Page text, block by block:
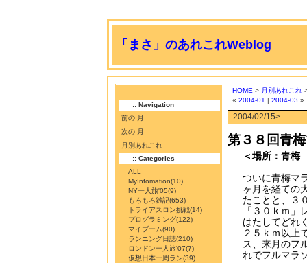
「まさ」のあれこれWeblog
:: Navigation
前の 月
次の 月
月別あれこれ
:: Categories
ALL
MyInfomation(10)
NY一人旅'05(9)
もろもろ雑記(653)
トライアスロン挑戦(14)
プログラミング(122)
マイブーム(90)
ランニング日誌(210)
ロンドン一人旅'07(7)
仮想日本一周ラン(39)
HOME > 月別あれこれ
« 2004-01 | 2004-03 »
2004/02/15>
第３８回青
＜場所：青梅
ついに青梅マ
ヶ月を経ての
たことと、３
「３０ｋｍ
はたしてどれ
２５ｋｍ以上
ス、来月のフ
れでフルマラ